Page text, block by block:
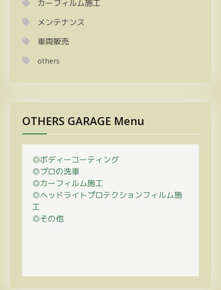
カーフィルム施工
メンテナンス
車両販売
others
OTHERS GARAGE Menu
◎ボディーコーティング
◎プロの洗車
◎カーフィルム施工
◎ヘッドライトプロテクションフィルム施
工
◎その他